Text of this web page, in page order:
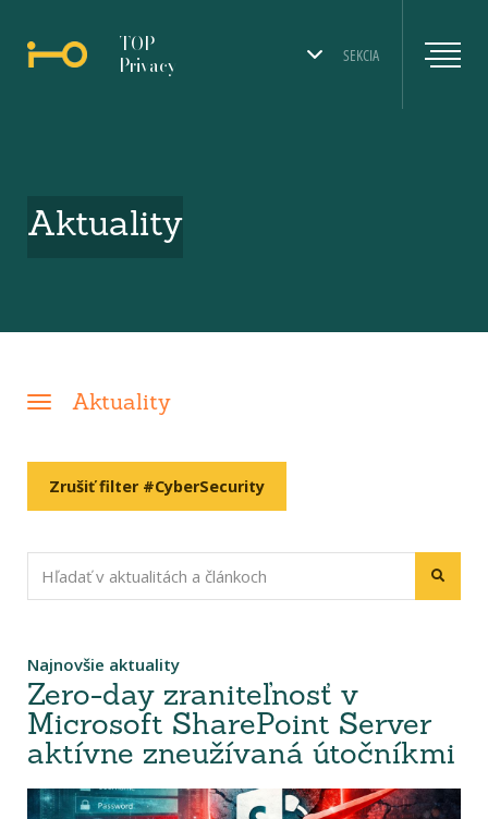
SEKCIA
TOP
Privacy
Aktuality
Aktuality
Zrušiť filter #CyberSecurity
Najnovšie aktuality
Zero-day zraniteľnosť v
Microsoft SharePoint Server
aktívne zneužívaná útočníkmi